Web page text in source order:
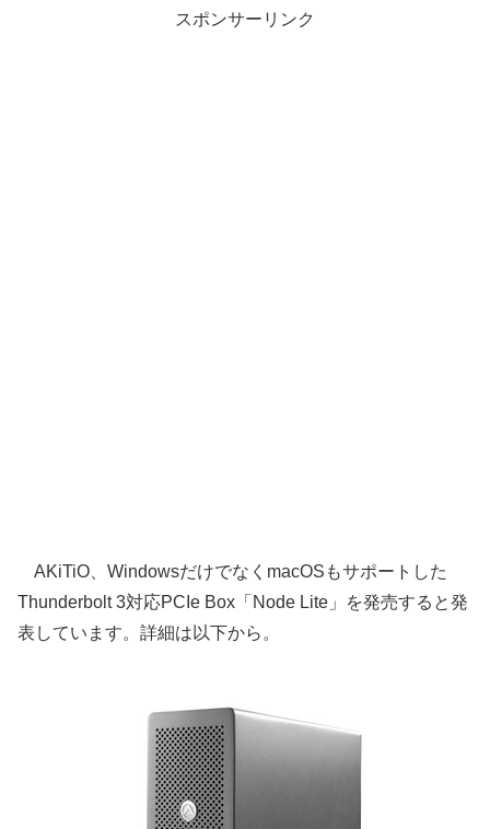
スポンサーリンク
AKiTiO、WindowsだけでなくmacOSもサポートした
Thunderbolt 3対応PCIe Box「Node Lite」を発売すると発
表しています。詳細は以下から。